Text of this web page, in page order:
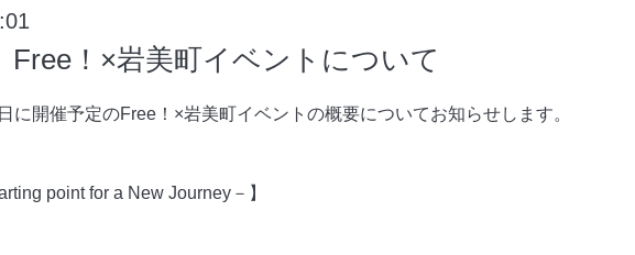
Free！×岩美町イベントについて
に開催予定のFree！×岩美町イベントの概要についてお知らせします。
point for a New Journey－】